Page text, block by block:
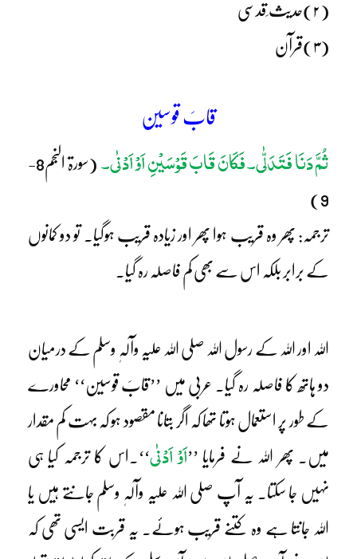
(۲)حدیث ِقدسی
(۳)قرآن
قابَ قوسین
ثُمَّ دَنَا فَتَدَلّٰی۔ فَکَانَ قَابَ قَوْسَیْنِ اَوْ اَدْنٰی۔ (سورۃ النجم8-
9)
ترجمہ: پھر وہ قریب ہوا پھر اور زیادہ قریب ہوگیا۔ تو دو کمانوں
کے برابر بلکہ اس سے بھی کم فاصلہ رہ گیا۔
اللہ اور اللہ کے رسول اللہ صلی اللہ علیہ وآلہٖ وسلم کے درمیان
دو ہاتھ کا فاصلہ رہ گیا۔ عربی میں ’’قابَ قوسین‘‘ محاورے
کے طور پر استعمال ہوتا تھا کہ اگر بتانا مقصود ہو کہ بہت کم مقدار
میں۔ پھر اللہ نے فرمایا ’’اَوْ اَدْنٰی‘‘۔اس کا ترجمہ کیا ہی
نہیں جا سکتا۔ یہ آپ صلی اللہ علیہ وآلہٖ وسلم جانتے ہیں یا
اللہ جانتا ہے وہ کتنے قریب ہوئے۔ یہ قربت ایسی تھی کہ